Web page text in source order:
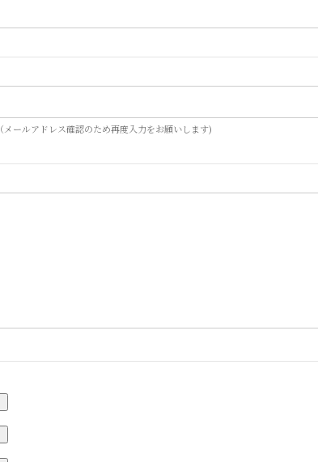
（メールアドレス確認のため再度入力をお願いします)